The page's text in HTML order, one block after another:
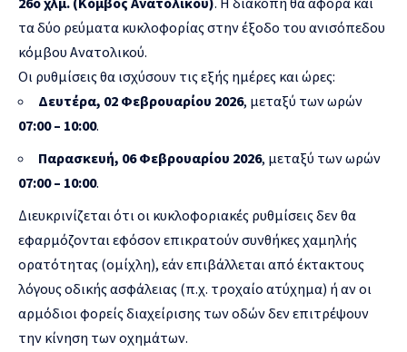
τα δύο ρεύματα κυκλοφορίας στην έξοδο του ανισόπεδου
κόμβου Ανατολικού.
Οι ρυθμίσεις θα ισχύσουν τις εξής ημέρες και ώρες:
Δευτέρα, 02 Φεβρουαρίου 2026, μεταξύ των ωρών
07:00 – 10:00.
Παρασκευή, 06 Φεβρουαρίου 2026, μεταξύ των ωρών
07:00 – 10:00.
Διευκρινίζεται ότι οι κυκλοφοριακές ρυθμίσεις δεν θα
εφαρμόζονται εφόσον επικρατούν συνθήκες χαμηλής
ορατότητας (ομίχλη), εάν επιβάλλεται από έκτακτους
λόγους οδικής ασφάλειας (π.χ. τροχαίο ατύχημα) ή αν οι
αρμόδιοι φορείς διαχείρισης των οδών δεν επιτρέψουν
την κίνηση των οχημάτων.